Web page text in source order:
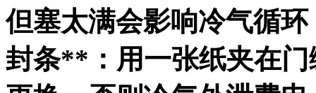
但塞太满会影响冷气循
封条**：用一张纸夹在